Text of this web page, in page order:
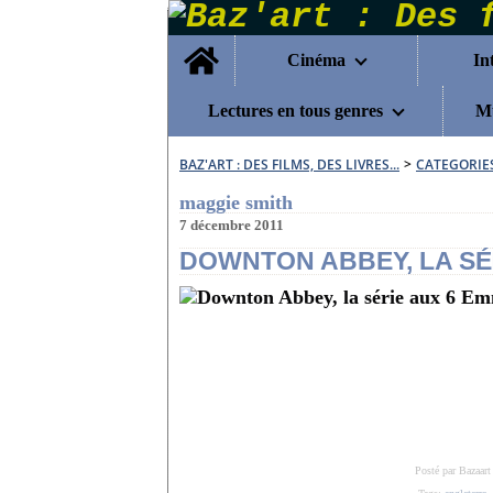
Home
Cinéma
Lectures en tous genres
BAZ'ART : DES FILMS, DES LIVRES... >
maggie smith
7 décembre 2011
DOWNTON ABBEY, LA
Posté par